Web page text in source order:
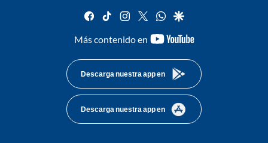
facebook
tiktok instagram
twitterwhatsapp
google
Más contenido en
youtube-
Descarga nuestra app en
Descarga nuestra app en